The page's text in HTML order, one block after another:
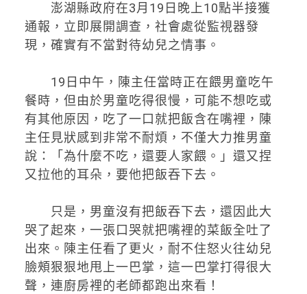
澎湖縣政府在3月19日晚上10點半接獲
通報，立即展開調查，社會處從監視器發
現，確實有不當對待幼兒之情事。
19日中午，陳主任當時正在餵男童吃午
餐時，但由於男童吃得很慢，可能不想吃或
有其他原因，吃了一口就把飯含在嘴裡，陳
主任見狀感到非常不耐煩，不僅大力推男童
說：「為什麼不吃，還要人家餵。」還又捏
又拉他的耳朵，要他把飯吞下去。
只是，男童沒有把飯吞下去，還因此大
哭了起來，一張口哭就把嘴裡的菜飯全吐了
出來。陳主任看了更火，耐不住怒火往幼兒
臉頰狠狠地甩上一巴掌，這一巴掌打得很大
聲，連廚房裡的老師都跑出來看！